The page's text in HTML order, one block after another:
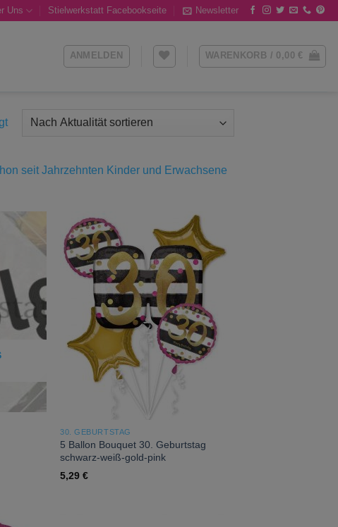
Uns Stielwerkstatt Facebookseite Newsletter
ANMELDEN WARENKORB / 0,00€
Nach
seit Jahrzehnten Kinder und Erwachsene
Add to
wishlist
30. GEBURTSTAG
5 Ballon Bouquet 30. Geburtstag
schwarz-weiß-gold-pink
5,29€